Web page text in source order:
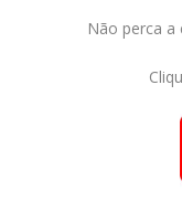
Não perca